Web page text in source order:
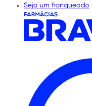
Seja um franqueado